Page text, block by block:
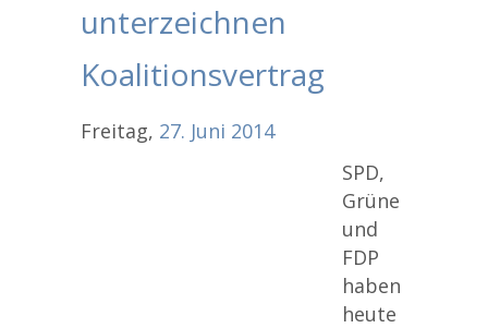
unterzeichnen
Koalitionsvertrag
Freitag, 27. Juni 2014
SPD,
Grüne
und
FDP
haben
heute